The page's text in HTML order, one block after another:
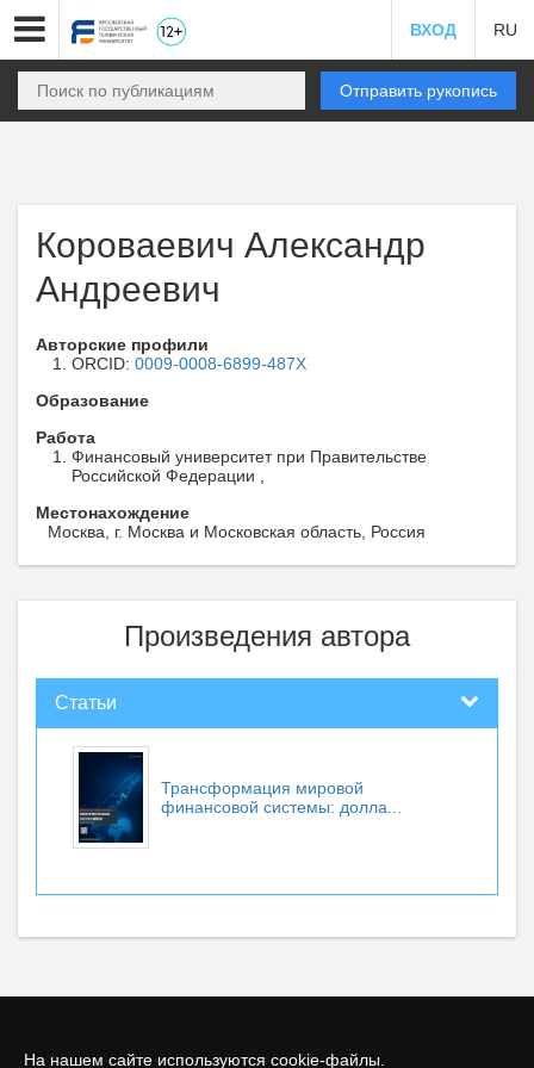
На нашем сайте используются cookie-файлы.
ВХОД RU
Отправить рукопись
Короваевич Александр
Андреевич
Авторские профили
ORCID: 0009-0008-6899-487X
Образование
Работа
Финансовый университет при Правительстве
Российской Федерации ,
Местонахождение
Москва, г. Москва и Московская область, Россия
Произведения автора
Статьи
Трансформация мировой
финансовой системы: долла...